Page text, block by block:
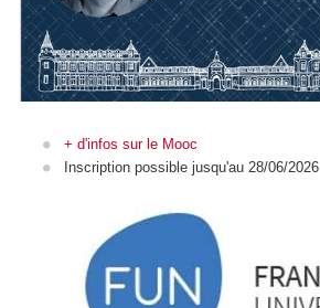
+ d'infos sur le Mooc
Inscription possible jusqu'au 28/06/2026